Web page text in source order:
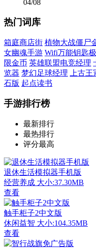
04/08
热门词库
箱庭商店街 植物大战僵尸
女幽魂手游 Wifi万能钥匙
限金币 英雄联盟电竞经理
览器 梦幻足球经理 上古
石版 起点读书
手游排行榜
最新排行
最热排行
评分最高
退休生活模拟器手机版
经营养成 大小:37.30MB
查看
触手柜子2中文版
休闲益智 大小:104.35MB
查看